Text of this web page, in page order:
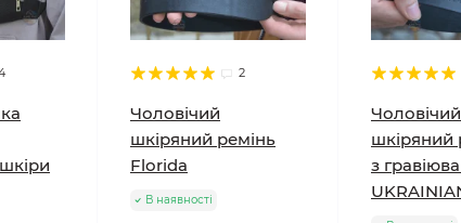
2
Чоловічий
шкіряний ремінь
Florida
В наявності
Чоловічий
шкіряний
з